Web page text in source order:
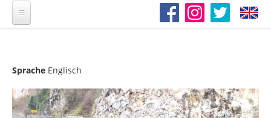
Sprache Englisch